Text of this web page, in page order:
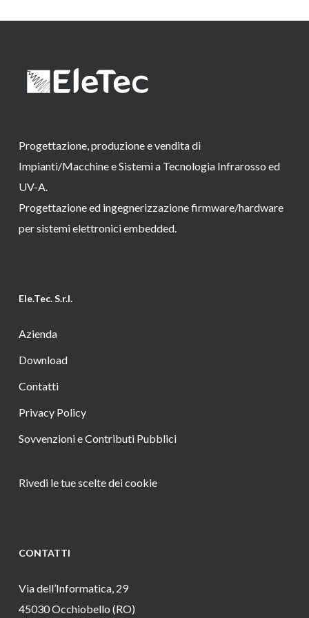
Progettazione, produzione e vendita di
Impianti/Macchine e Sistemi a Tecnologia Infrarosso ed
UV-A.
Progettazione ed ingegnerizzazione firmware/hardware
per sistemi elettronici embedded.
Ele.Tec. S.r.l.
Azienda
Download
Contatti
Privacy Policy
Sovvenzioni e Contributi Pubblici
Rivedi le tue scelte dei cookie
CONTATTI
Via dell’Informatica, 29
45030 Occhiobello (RO)